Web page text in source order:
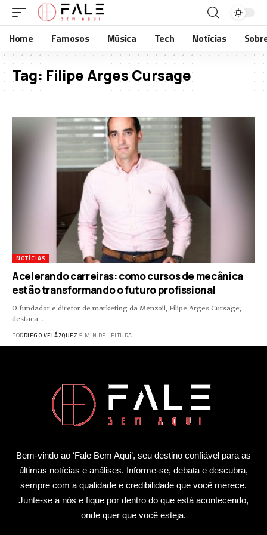
Home Famosos Música Tech Notícias
Tag: Filipe Arges Cursage
NOTÍCIAS
Acelerando carreiras: como cursos de mecânica
estão transformando o futuro profissional
O fundador e diretor de marketing da Menzoil, Filipe Arges Cursage,
destaca…
PORDIEGO VELÁZQUEZ 5 MIN DE LEITURA
Bem-vindo ao ‘Fale Bem Aqui’, seu destino confiável para as
últimas notícias e análises. Informe-se, debata e descubra,
sempre com a qualidade e credibilidade que você merece.
Junte-se a nós e fique por dentro do que está acontecendo,
onde quer que você esteja.